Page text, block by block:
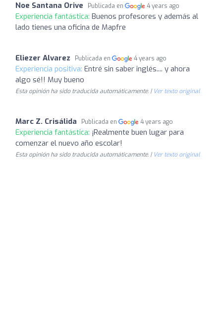
Noe Santana Orive Publicada en 4 years ago
Experiencia fantástica: Buenos profesores y además al
lado tienes una oficina de Mapfre
Eliezer Alvarez Publicada en 4 years ago
Experiencia positiva: Entré sin saber inglés.... y ahora
algo sé!! Muy bueno
Esta opinión ha sido traducida automáticamente. | Ver texto original
Marc Z. Crisálida Publicada en 4 years ago
Experiencia fantástica: ¡Realmente buen lugar para
comenzar el nuevo año escolar!
Esta opinión ha sido traducida automáticamente. | Ver texto original